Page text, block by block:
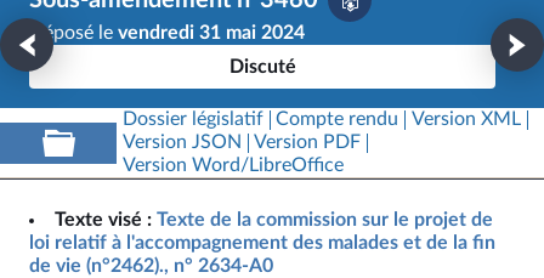
Déposé le vendredi 31 mai 2024
Discuté
Dossier législatif Compte rendu
Version XML
Version JSON
Version PDF
Version Word/LibreOffice
Texte visé : Texte de la commission sur le projet de
loi relatif à l'accompagnement des malades et de la fin
de vie (n°2462)., n° 2634-A0